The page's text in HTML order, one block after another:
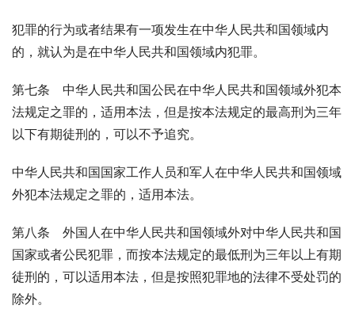
犯罪的行为或者结果有一项发生在中华人民共和国领域内
的，就认为是在中华人民共和国领域内犯罪。
第七条　中华人民共和国公民在中华人民共和国领域外犯本
法规定之罪的，适用本法，但是按本法规定的最高刑为三年
以下有期徒刑的，可以不予追究。
中华人民共和国国家工作人员和军人在中华人民共和国领域
外犯本法规定之罪的，适用本法。
第八条　外国人在中华人民共和国领域外对中华人民共和国
国家或者公民犯罪，而按本法规定的最低刑为三年以上有期
徒刑的，可以适用本法，但是按照犯罪地的法律不受处罚的
除外。